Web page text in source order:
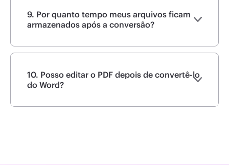
9. Por quanto tempo meus arquivos ficam
armazenados após a conversão?
10. Posso editar o PDF depois de convertê-lo
do Word?